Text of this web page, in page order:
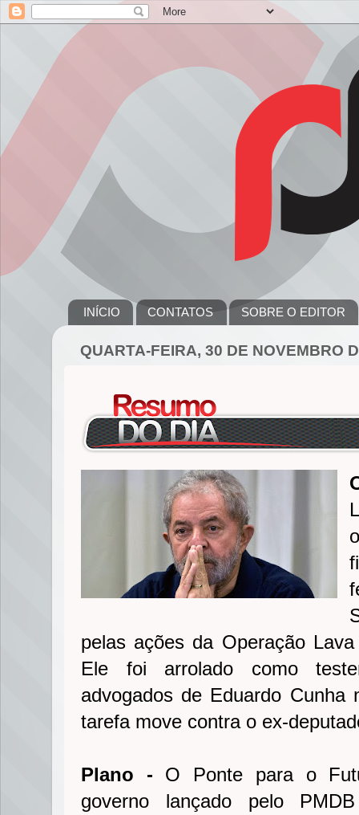
INÍCIO CONTATOS SOBRE O EDITOR
QUARTA-FEIRA, 30 DE NOVEMBRO
pelas ações da Operação
Ele foi arrolado como
advogados de Eduardo
tarefa move contra o ex-
Plano - O Ponte para o
governo lançado pelo